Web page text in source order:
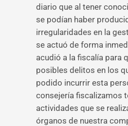
diario que al tener
se podían haber
irregularidades en la
se actuó de forma
acudió a la fiscalía para
posibles delitos en los
podido incurrir esta
consejería fiscalizamos
actividades que se
órganos de nuestra